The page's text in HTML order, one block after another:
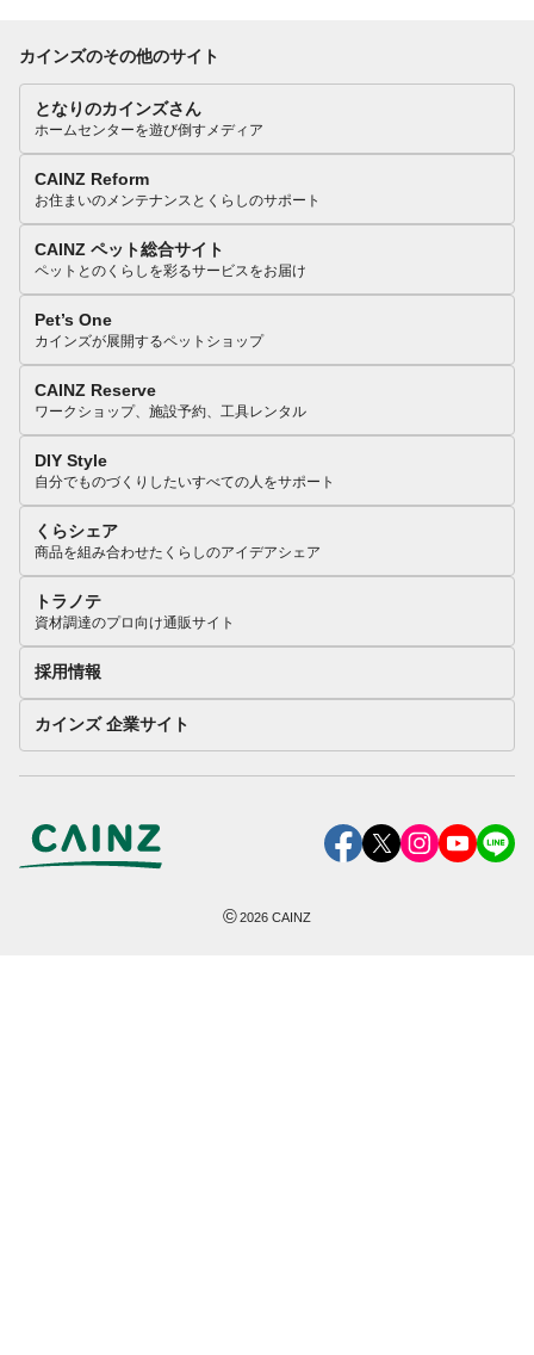
カインズのその他のサイト
となりのカインズさん
ホームセンターを遊び倒すメディア
CAINZ Reform
お住まいのメンテナンスとくらしのサポート
CAINZ ペット総合サイト
ペットとのくらしを彩るサービスをお届け
Pet’s One
カインズが展開するペットショップ
CAINZ Reserve
ワークショップ、施設予約、工具レンタル
DIY Style
自分でものづくりしたいすべての人をサポート
くらシェア
商品を組み合わせたくらしのアイデアシェア
トラノテ
資材調達のプロ向け通販サイト
採用情報
カインズ 企業サイト
©2026 CAINZ